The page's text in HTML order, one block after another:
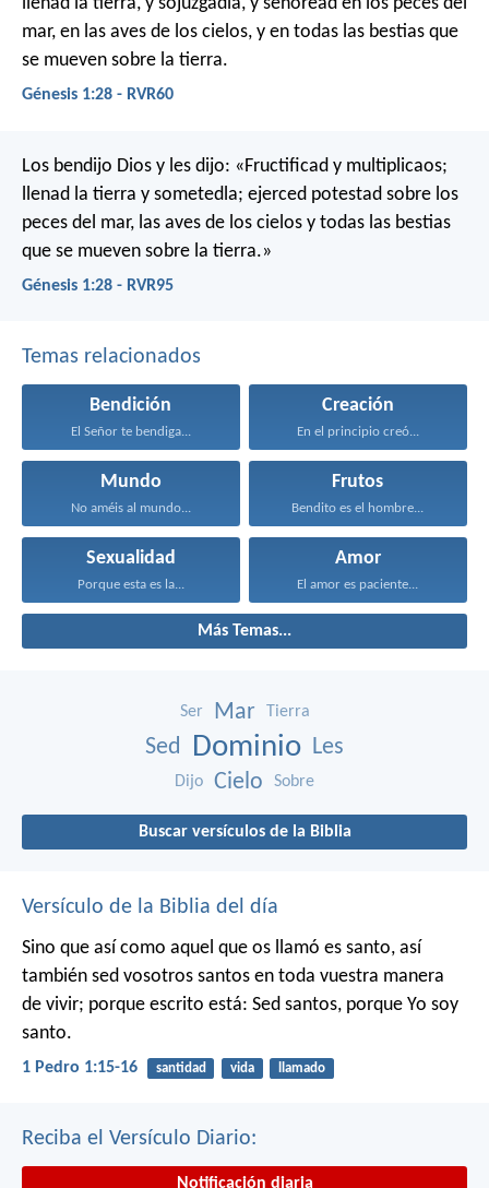
mar, en las aves de los cielos, y en todas las bestias que
se mueven sobre la tierra.
Génesis 1:28 - RVR60
Los bendijo Dios y les dijo: «Fructificad y multiplicaos;
llenad la tierra y sometedla; ejerced potestad sobre los
peces del mar, las aves de los cielos y todas las bestias
que se mueven sobre la tierra.»
Génesis 1:28 - RVR95
Temas relacionados
Bendición
El Señor te bendiga...
Creación
En el principio creó...
Mundo
No améis al mundo...
Frutos
Bendito es el hombre...
Sexualidad
Porque esta es la...
Amor
El amor es paciente...
Más Temas...
Ser Mar Tierra
Sed Dominio Les
Dijo Cielo Sobre
Buscar versículos de la Biblia
Versículo de la Biblia del día
Sino que así como aquel que os llamó es santo, así
también sed vosotros santos en toda vuestra manera
de vivir; porque escrito está: Sed santos, porque Yo soy
santo.
1 Pedro 1:15-16 santidad vida llamado
Reciba el Versículo Diario:
Notificación diaria